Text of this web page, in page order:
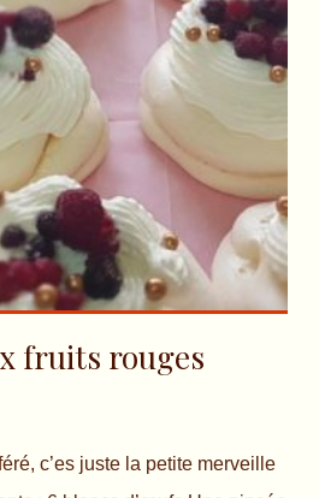
fruits rouges
c’es juste la petite merveille